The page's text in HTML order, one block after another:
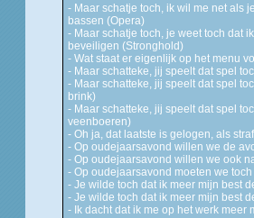
- Maar schatje toch, ik wil me net als
bassen (Opera)
- Maar schatje toch, je weet toch dat
beveiligen (Stronghold)
- Wat staat er eigenlijk op het menu
- Maar schatteke, jij speelt dat spel
- Maar schatteke, jij speelt dat spel
brink)
- Maar schatteke, jij speelt dat spel
veenboeren)
- Oh ja, dat laatste is gelogen, als
- Op oudejaarsavond willen we de
- Op oudejaarsavond willen we ook
- Op oudejaarsavond moeten we
- Je wilde toch dat ik meer mijn best
- Je wilde toch dat ik meer mijn best
- Ik dacht dat ik me op het werk